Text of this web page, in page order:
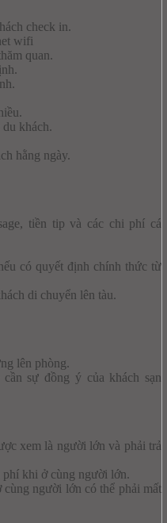
check in.
wifi
quan.
khách.
hằng ngày.
tiền tip và các chi phí cá
có quyết định chính thức từ
di chuyển lên tàu.
lên phòng.
sự đồng ý của khách sạn
xem là người lớn và phải trả
khi ở cùng người lớn.
người lớn có thể phải mất